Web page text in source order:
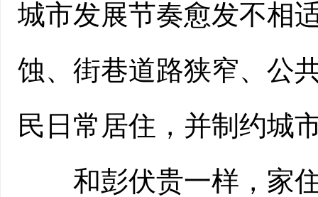
城市发展节奏愈发不相
蚀、街巷道路狭窄、公
民日常居住，并制约城
和彭伏贵一样，家住